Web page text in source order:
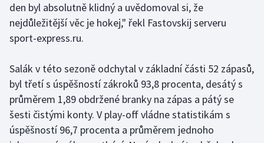
Ragby
Rychlobruslení
Rychlostní kanoistika
Short track
Sportovní střelba
den byl absolutně klidný a uvědomoval si, že
nejdůležitější věc je hokej," řekl Fastovskij serveru
sport-express.ru.
Salák v této sezoně odchytal v základní části 52 zápasů,
byl třetí s úspěšností zákroků 93,8 procenta, desátý s
průměrem 1,89 obdržené branky na zápas a pátý se
šesti čistými konty. V play-off vládne statistikám s
úspěšností 96,7 procenta a průměrem jednoho